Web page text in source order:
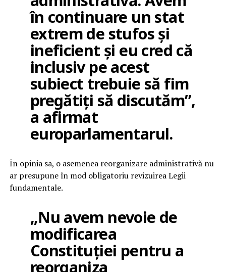
în continuare un stat
extrem de stufos și
ineficient și eu cred că
inclusiv pe acest
subiect trebuie să fim
pregătiți să discutăm”,
a afirmat
europarlamentarul.
În opinia sa, o asemenea reorganizare administrativă nu
ar presupune în mod obligatoriu revizuirea Legii
fundamentale.
„Nu avem nevoie de
modificarea
Constituției pentru a
reorganiza